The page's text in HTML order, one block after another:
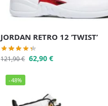
JORDAN RETRO 12 ‘TWIST’
121,90€ 62,90€
-48%